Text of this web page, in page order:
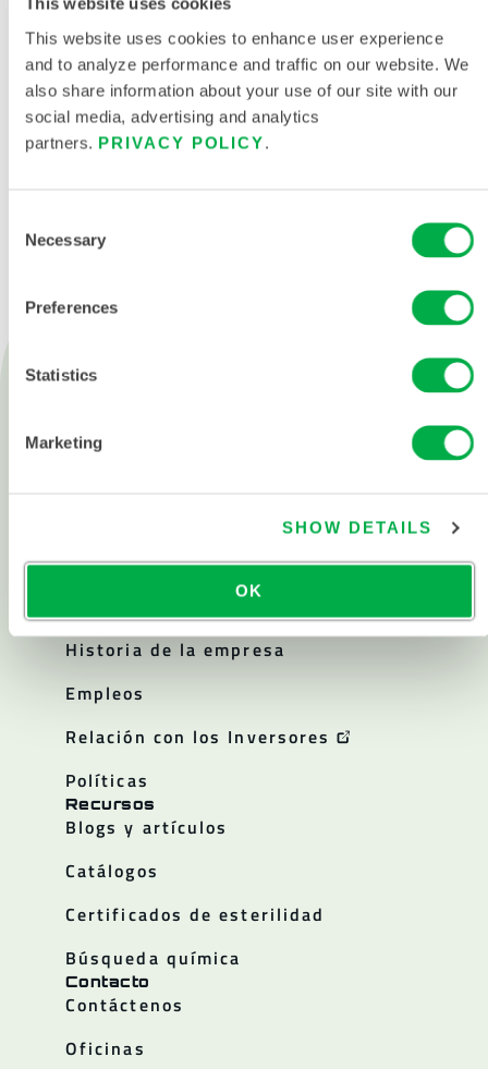
This website uses cookies to enhance user experience
and to analyze performance and traffic on our website. We
also share information about your use of our site with our
social media, advertising and analytics
partners. PRIVACY POLICY.
Selection
Necessary
Preferences
Statistics
Marketing
SHOW DETAILS
OK
Fuego
Acerca de Lakeland
Historia de la empresa
Empleos
Relación con los Inversores
Políticas
Recursos
Blogs y artículos
Catálogos
Certificados de esterilidad
Búsqueda química
Contacto
Contáctenos
Oficinas